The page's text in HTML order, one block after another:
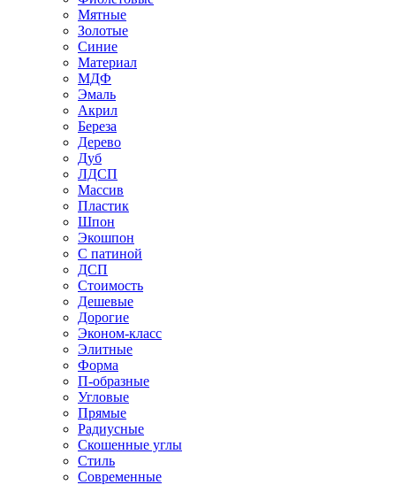
Мятные
Золотые
Синие
Материал
МДФ
Эмаль
Акрил
Береза
Дерево
Дуб
ЛДСП
Массив
Пластик
Шпон
Экошпон
С патиной
ДСП
Стоимость
Дешевые
Дорогие
Эконом-класс
Элитные
Форма
П-образные
Угловые
Прямые
Радиусные
Скошенные углы
Стиль
Современные